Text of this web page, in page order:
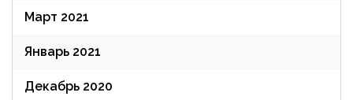
Март 2021
Январь 2021
Декабрь 2020